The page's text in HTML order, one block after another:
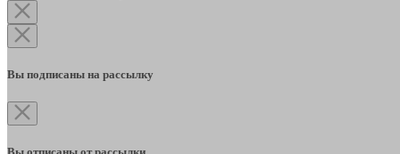
Вы подписаны на рассылку